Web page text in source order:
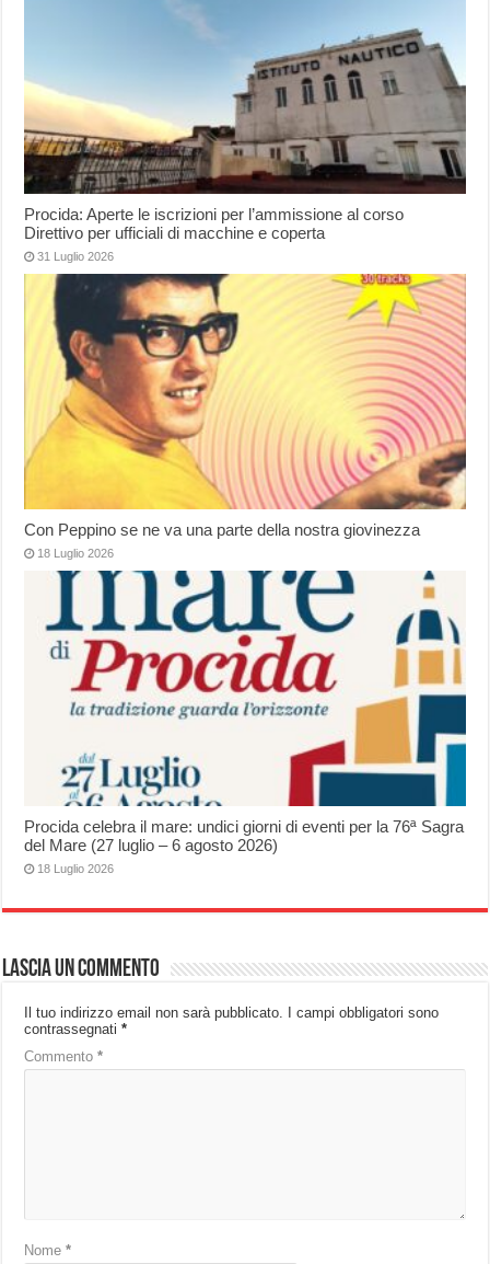
Procida: Aperte le iscrizioni per l’ammissione al corso
Direttivo per ufficiali di macchine e coperta
31 Luglio 2026
Con Peppino se ne va una parte della nostra giovinezza
18 Luglio 2026
Procida celebra il mare: undici giorni di eventi per la 76ª Sagra
del Mare (27 luglio – 6 agosto 2026)
18 Luglio 2026
Lascia un commento
Il tuo indirizzo email non sarà pubblicato.
I campi obbligatori sono
contrassegnati*
Commento*
Nome*